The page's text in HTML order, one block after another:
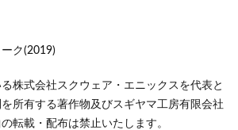
ーク(2019)
株式会社スクウェア・エニックスを代表と
所有する著作物及びスギヤマ工房有限会社
転載・配布は禁止いたします。